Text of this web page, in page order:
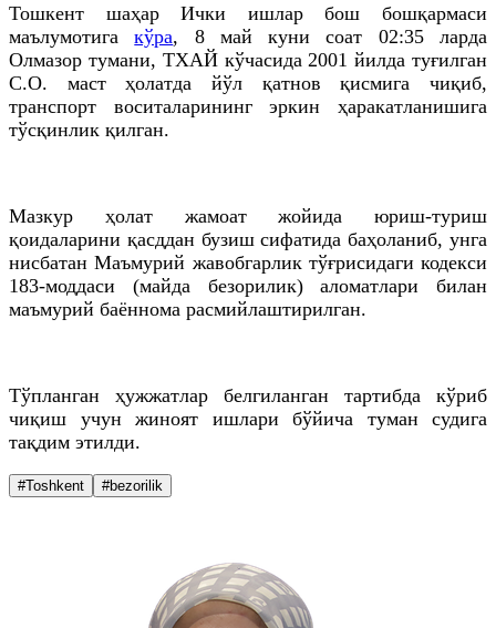
Тошкент шаҳар Ички ишлар бош бошқармаси
маълумотигакўра, 8 май куни соат 02:35 ларда
Олмазор тумани, ТХАЙ кўчасида 2001 йилда туғилган
С.О. маст ҳолатда йўл қатнов қисмига чиқиб,
транспорт воситаларининг эркин ҳаракатланишига
тўсқинлик қилган.
Мазкур ҳолат жамоат жойида юриш-туриш
қоидаларини қасддан бузиш сифатида баҳоланиб, унга
нисбатан Маъмурий жавобгарлик тўғрисидаги кодекси
183-моддаси (майда безорилик) аломатлари билан
маъмурий баённома расмийлаштирилган.
Тўпланган ҳужжатлар белгиланган тартибда кўриб
чиқиш учун жиноят ишлари бўйича туман судига
тақдим этилди.
#Toshkent #bezorilik